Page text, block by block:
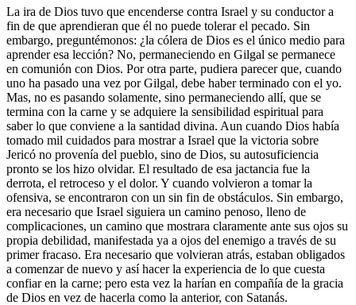
La ira de Dios tuvo que encenderse contra Israel y su conductor a
fin de que aprendieran que él no puede tolerar el pecado. Sin
embargo, preguntémonos: ¿la cólera de Dios es el único medio para
aprender esa lección? No, permaneciendo en Gilgal se permanece
en comunión con Dios. Por otra parte, pudiera parecer que, cuando
uno ha pasado una vez por Gilgal, debe haber terminado con el yo.
Mas, no es pasando solamente, sino permaneciendo allí, que se
termina con la carne y se adquiere la sensibilidad espiritual para
saber lo que conviene a la santidad divina. Aun cuando Dios había
tomado mil cuidados para mostrar a Israel que la victoria sobre
Jericó no provenía del pueblo, sino de Dios, su autosuficiencia
pronto se los hizo olvidar. El resultado de esa jactancia fue la
derrota, el retroceso y el dolor. Y cuando volvieron a tomar la
ofensiva, se encontraron con un sin fin de obstáculos. Sin embargo,
era necesario que Israel siguiera un camino penoso, lleno de
complicaciones, un camino que mostrara claramente ante sus ojos su
propia debilidad, manifestada ya a ojos del enemigo a través de su
primer fracaso. Era necesario que volvieran atrás, estaban obligados
a comenzar de nuevo y así hacer la experiencia de lo que cuesta
confiar en la carne; pero esta vez la harían en compañía de la gracia
de Dios en vez de hacerla como la anterior, con Satanás.